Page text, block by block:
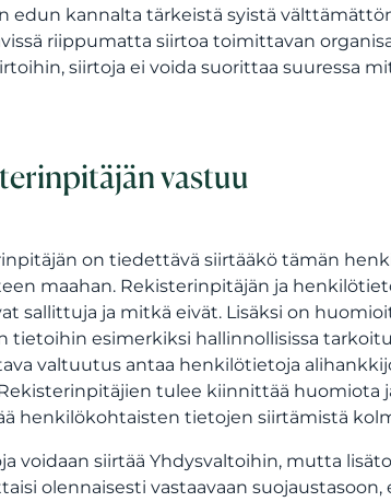
edun kannalta tärkeistä syistä
riippumatta siirtoa toimittavan
siirtoja ei voida suorittaa suuressa
vastuu
on tiedettävä siirtääkö tämän
maahan. Rekisterinpitäjän ja
sallittuja ja mitkä eivät. Lisäksi on
tietoihin esimerkiksi hallinnollisissa
valtuutus antaa henkilötietoja
tulee kiinnittää huomiota
henkilökohtaisten tietojen siirtämistä
voidaan siirtää Yhdysvaltoihin, mutta
olennaisesti vastaavaan